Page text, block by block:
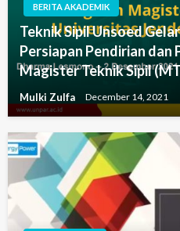
BERITA AKADEMIK
Teknik Sipil Unsoed
Persiapan Pendirian dan
Magister Teknik Sipil
Mulki Zulfa December 14, 2021